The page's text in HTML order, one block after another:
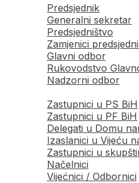
Predsjednik
Generalni sekretar
Predsjedništvo
Zamjenici
Glavni odbor
Rukovodstvo
Nadzorni odbor
Zastupnici u PS BiH
Zastupnici u PF BiH
Delegati u Domu
Izaslanici u Vijeću
Zastupnici u
Načelnici
Vijećnici / Odbornici